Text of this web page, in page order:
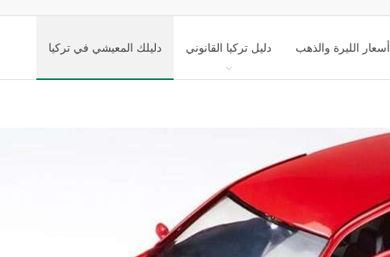
أسعار الليرة والذهب دليل تركيا القانوني دليلك المعيشي في تركيا